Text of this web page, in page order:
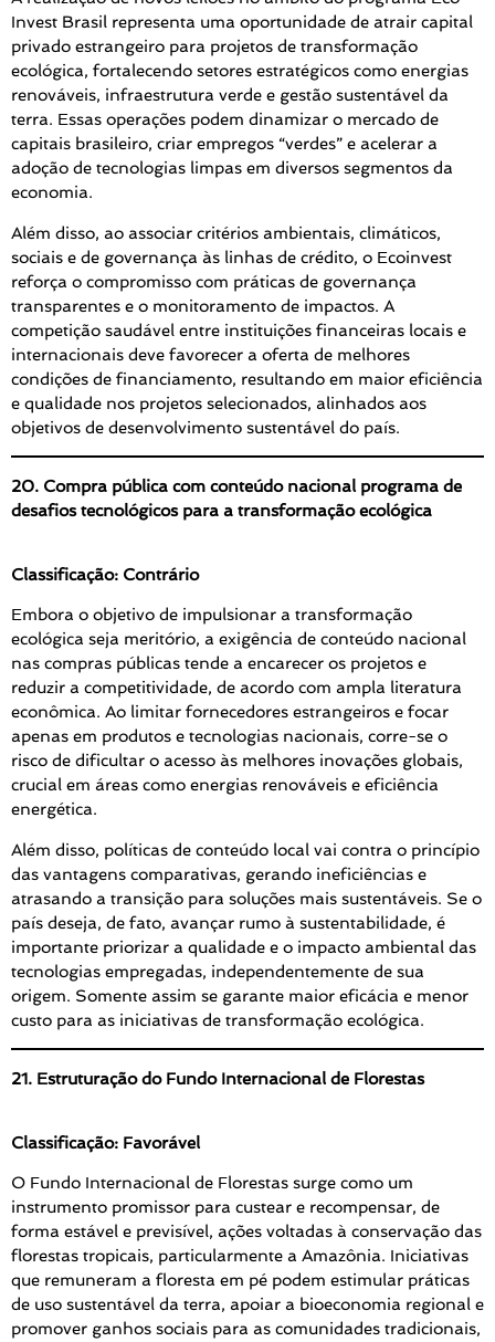
Invest Brasil representa uma oportunidade de atrair capital
privado estrangeiro para projetos de transformação
ecológica, fortalecendo setores estratégicos como energias
renováveis, infraestrutura verde e gestão sustentável da
terra. Essas operações podem dinamizar o mercado de
capitais brasileiro, criar empregos “verdes” e acelerar a
adoção de tecnologias limpas em diversos segmentos da
economia.
Além disso, ao associar critérios ambientais, climáticos,
sociais e de governança às linhas de crédito, o Ecoinvest
reforça o compromisso com práticas de governança
transparentes e o monitoramento de impactos. A
competição saudável entre instituições financeiras locais e
internacionais deve favorecer a oferta de melhores
condições de financiamento, resultando em maior eficiência
e qualidade nos projetos selecionados, alinhados aos
objetivos de desenvolvimento sustentável do país.
20. Compra pública com conteúdo nacional programa de
desafios tecnológicos para a transformação ecológica
Classificação: Contrário
Embora o objetivo de impulsionar a transformação
ecológica seja meritório, a exigência de conteúdo nacional
nas compras públicas tende a encarecer os projetos e
reduzir a competitividade, de acordo com ampla literatura
econômica. Ao limitar fornecedores estrangeiros e focar
apenas em produtos e tecnologias nacionais, corre-se o
risco de dificultar o acesso às melhores inovações globais,
crucial em áreas como energias renováveis e eficiência
energética.
Além disso, políticas de conteúdo local vai contra o princípio
das vantagens comparativas, gerando ineficiências e
atrasando a transição para soluções mais sustentáveis. Se o
país deseja, de fato, avançar rumo à sustentabilidade, é
importante priorizar a qualidade e o impacto ambiental das
tecnologias empregadas, independentemente de sua
origem. Somente assim se garante maior eficácia e menor
custo para as iniciativas de transformação ecológica.
21. Estruturação do Fundo Internacional de Florestas
Classificação: Favorável
O Fundo Internacional de Florestas surge como um
instrumento promissor para custear e recompensar, de
forma estável e previsível, ações voltadas à conservação das
florestas tropicais, particularmente a Amazônia. Iniciativas
que remuneram a floresta em pé podem estimular práticas
de uso sustentável da terra, apoiar a bioeconomia regional e
promover ganhos sociais para as comunidades tradicionais,